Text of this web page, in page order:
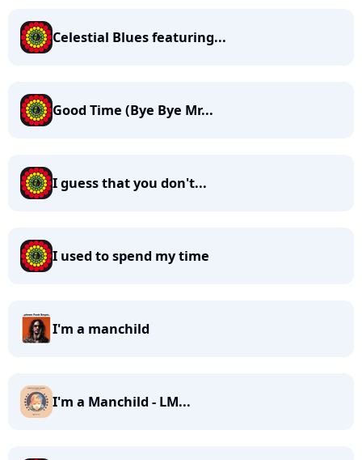
Celestial Blues featuring...
Good Time (Bye Bye Mr...
I guess that you don't...
I used to spend my time
I'm a manchild
I'm a Manchild - LM...